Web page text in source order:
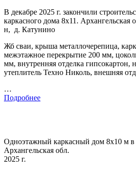
В декабре 2025 г. закончили
каркасного дома 8х11. Архангельская
н, д. Катунино
Жб сваи, крыша металлочерепица,
межэтажное перекрытие 200 мм,
мм, внутренняя отделка гипсокартон,
утеплитель Техно Николь, внешняя
…
Подробнее
Одноэтажный каркасный дом 8х10 м в
Архангельская обл.
2025 г.